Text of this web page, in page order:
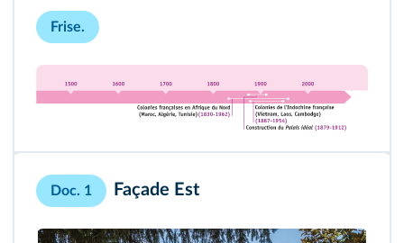
Frise.
Doc. 1 Façade Est